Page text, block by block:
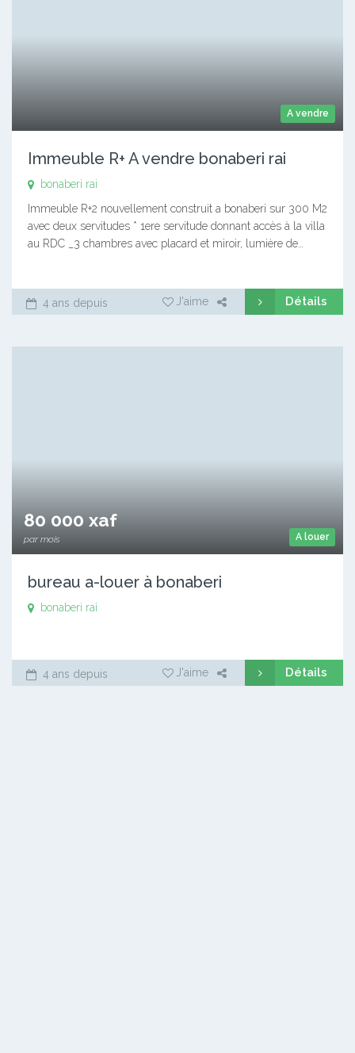
A vendre
Immeuble R+ A vendre bonaberi rai
bonaberi rai
Immeuble R+2 nouvellement construit a bonaberi sur 300 M2
avec deux servitudes * 1ere servitude donnant accès à la villa
au RDC _3 chambres avec placard et miroir, lumière de…
4 ans depuis J'aime Détails
A louer
80 000 xaf
par mois
bureau a-louer à bonaberi
bonaberi rai
4 ans depuis J'aime Détails